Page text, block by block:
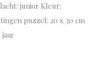
junior Kleur:
puzzel: 20 x 30 cm